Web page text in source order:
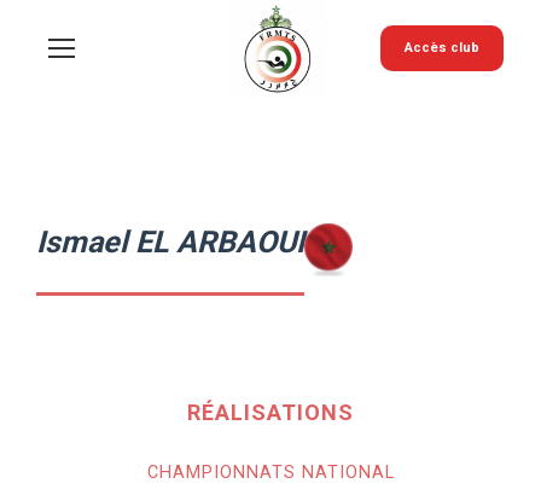
Accès club
Ismael EL ARBAOUI
RÉALISATIONS
CHAMPIONNATS NATIONAL